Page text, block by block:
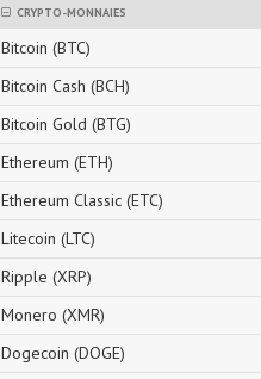
CRYPTO-MONNAIES
Bitcoin (BTC)
Bitcoin Cash (BCH)
Bitcoin Gold (BTG)
Ethereum (ETH)
Ethereum Classic (ETC)
Litecoin (LTC)
Ripple (XRP)
Monero (XMR)
Dogecoin (DOGE)